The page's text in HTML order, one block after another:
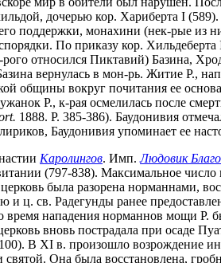
дочерью кор. Хариберта I
поддержки, монахини (нек-рые из
По приказу кор.
относился Пиктавий) Базина,
вернулась в мон-рь. Житие Р.,
общины вокруг почитания ее
Р., к-рая осмелилась после
1888. P. 385-386). Баудонивия
Баудонивия упоминает ее
Каролингов. Имп.Людовик
(797-838). Максимальное число
была разорена норманнами,
ц. cв. Радегунды ранее
нападения норманнов мощи Р.
вновь пострадала при осаде
В XI в. произошло возрождение
Она была восстановлена,